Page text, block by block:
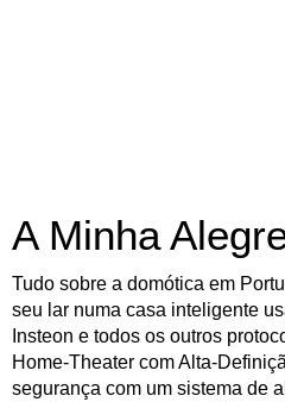
A Minha
Tudo sobre a domótica em
seu lar numa casa inteligente
Insteon e todos os outros
Home-Theater com Alta-
segurança com um sistema de